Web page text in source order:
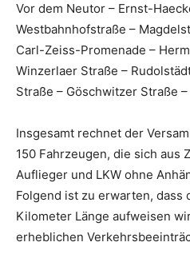
Vor dem Neutor – Ernst-
Westbahnhofstraße –
Carl-Zeiss-Promenade –
Winzerlaer Straße –
Straße – Göschwitzer Straße
Insgesamt rechnet der
150 Fahrzeugen, die sich aus
Auflieger und LKW ohne
Folgend ist zu erwarten, dass
Kilometer Länge aufweisen
erheblichen